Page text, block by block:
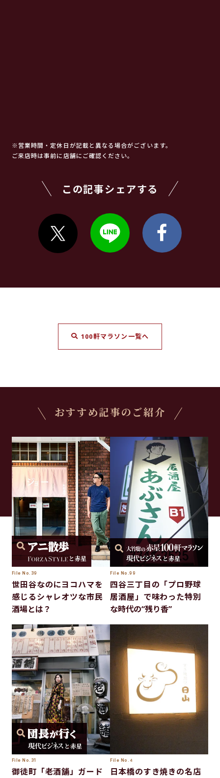
※営業時間・定休日が記載と異なる場合がございます。
ご来店時は事前に店舗にご確認ください。
この記事シェアする
100軒マラソン一覧へ
おすすめ記事のご紹介
と赤星
File No.39
世田谷なのにヨコハマを
感じるシャレオツな市民
酒場とは？
と赤星
File No.99
四谷三丁目の「プロ野球
居酒屋」で味わった特別
な時代の“残り香”
と赤星
File No.31
御徒町「老酒舗」ガード
File No.４
日本橋のすき焼きの名店